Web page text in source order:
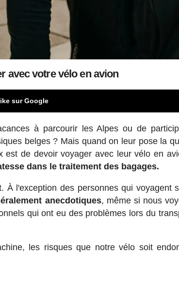
avec votre vélo en avion
sur Google
à parcourir les Alpes ou de
belges ? Mais quand on leur pose la
est de devoir voyager avec leur vélo en
dans le traitement des bagages.
l'exception des personnes qui voyagent
anecdotiques, même si nous
qui ont eu des problèmes lors du
les risques que notre vélo soit